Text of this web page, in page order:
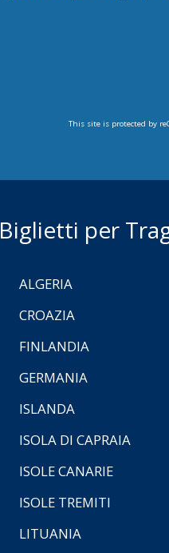
This site is protected by
Biglietti per
ALGERIA
CROAZIA
FINLANDIA
GERMANIA
ISLANDA
ISOLA DI CAPRAIA
ISOLE CANARIE
ISOLE TREMITI
LITUANIA